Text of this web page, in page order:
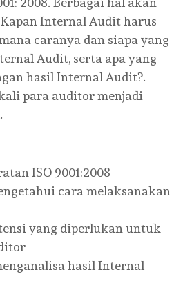
Internal Audit harus
caranya dan siapa yang
Audit, serta apa yang
hasil Internal Audit?.
para auditor menjadi
ISO 9001:2008
cara melaksanakan
yang diperlukan untuk
hasil Internal